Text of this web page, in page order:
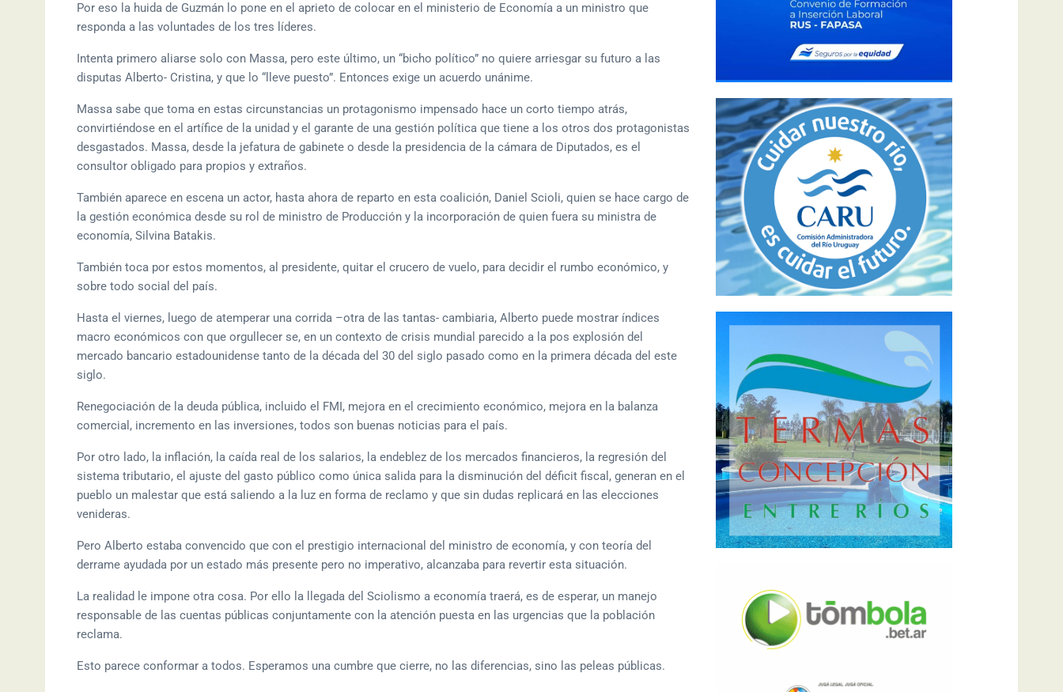
Por eso la huida de Guzmán lo pone en el aprieto de colocar en el ministerio de Economía a un ministro que
responda a las voluntades de los tres líderes.
Intenta primero aliarse solo con Massa, pero este último, un “bicho político” no quiere arriesgar su futuro a las
disputas Alberto- Cristina, y que lo “lleve puesto”. Entonces exige un acuerdo unánime.
Massa sabe que toma en estas circunstancias un protagonismo impensado hace un corto tiempo atrás,
convirtiéndose en el artífice de la unidad y el garante de una gestión política que tiene a los otros dos protagonistas
desgastados. Massa, desde la jefatura de gabinete o desde la presidencia de la cámara de Diputados, es el
consultor obligado para propios y extraños.
También aparece en escena un actor, hasta ahora de reparto en esta coalición, Daniel Scioli, quien se hace cargo de
la gestión económica desde su rol de ministro de Producción y la incorporación de quien fuera su ministra de
economía, Silvina Batakis.
También toca por estos momentos, al presidente, quitar el crucero de vuelo, para decidir el rumbo económico, y
sobre todo social del país.
Hasta el viernes, luego de atemperar una corrida –otra de las tantas- cambiaria, Alberto puede mostrar índices
macro económicos con que orgullecer se, en un contexto de crisis mundial parecido a la pos explosión del
mercado bancario estadounidense tanto de la década del 30 del siglo pasado como en la primera década del este
siglo.
Renegociación de la deuda pública, incluido el FMI, mejora en el crecimiento económico, mejora en la balanza
comercial, incremento en las inversiones, todos son buenas noticias para el país.
Por otro lado, la inflación, la caída real de los salarios, la endeblez de los mercados financieros, la regresión del
sistema tributario, el ajuste del gasto público como única salida para la disminución del déficit fiscal, generan en el
pueblo un malestar que está saliendo a la luz en forma de reclamo y que sin dudas replicará en las elecciones
venideras.
Pero Alberto estaba convencido que con el prestigio internacional del ministro de economía, y con teoría del
derrame ayudada por un estado más presente pero no imperativo, alcanzaba para revertir esta situación.
La realidad le impone otra cosa. Por ello la llegada del Sciolismo a economía traerá, es de esperar, un manejo
responsable de las cuentas públicas conjuntamente con la atención puesta en las urgencias que la población
reclama.
Esto parece conformar a todos. Esperamos una cumbre que cierre, no las diferencias, sino las peleas públicas.